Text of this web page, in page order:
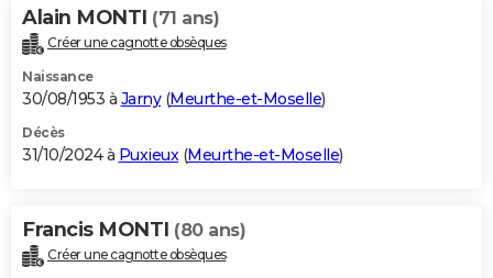
Alain MONTI (71 ans)
Créer une cagnotte obsèques
Naissance
30/08/1953 à Jarny(Meurthe-et-Moselle)
Décès
31/10/2024 à Puxieux(Meurthe-et-Moselle)
Francis MONTI (80 ans)
Créer une cagnotte obsèques